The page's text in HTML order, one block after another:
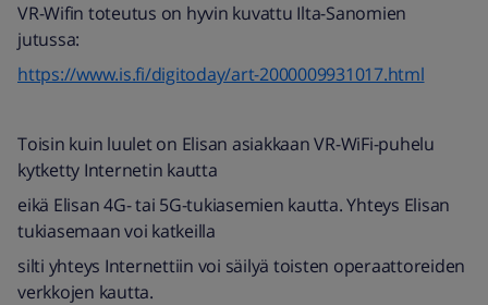
VR-Wifin toteutus on hyvin kuvattu Ilta-Sanomien
jutussa:
https://www.is.fi/digitoday/art-2000009931017.html
Toisin kuin luulet on Elisan asiakkaan VR-WiFi-puhelu
kytketty Internetin kautta
eikä Elisan 4G- tai 5G-tukiasemien kautta. Yhteys Elisan
tukiasemaan voi katkeilla
silti yhteys Internettiin voi säilyä toisten operaattoreiden
verkkojen kautta.